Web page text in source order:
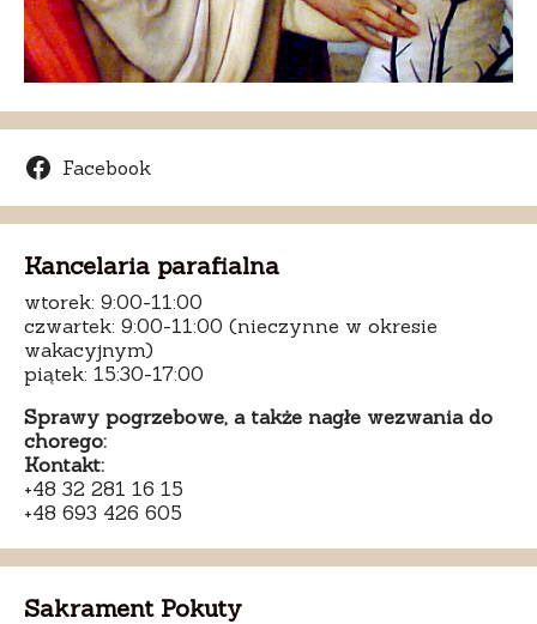
Facebook
Kancelaria parafialna
wtorek: 9:00-11:00
czwartek: 9:00-11:00 (nieczynne w okresie
wakacyjnym)
piątek: 15:30-17:00
Sprawy pogrzebowe, a także nagłe wezwania do
chorego:
Kontakt:
+48 32 281 16 15
+48 693 426 605
Sakrament Pokuty